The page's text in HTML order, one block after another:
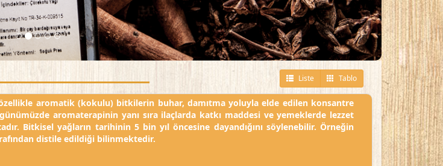
Liste Tablo
aromatik (kokulu) bitkilerin buhar, damıtma yoluyla elde edilen konsantre
aromaterapinin yanı sıra ilaçlarda katkı maddesi ve yemeklerde lezzet
Bitkisel yağların tarihinin 5 bin yıl öncesine dayandığını söylenebilir. Örneğin
distile edildiği bilinmektedir.